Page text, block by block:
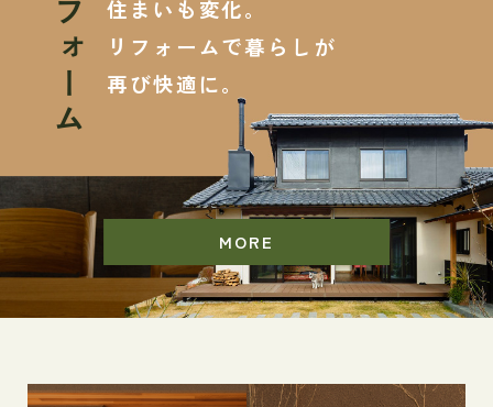
リフォーム
住まいも変化。
リフォームで暮らしが
再び快適に。
MORE